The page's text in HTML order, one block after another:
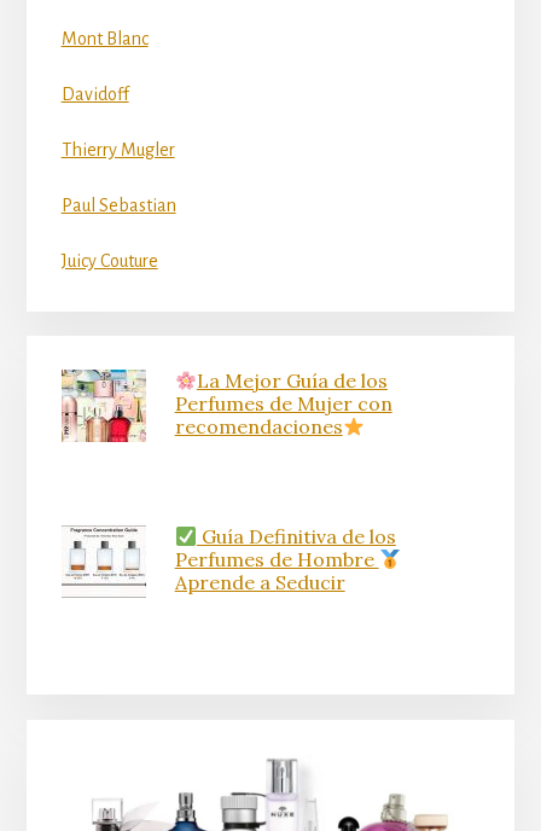
Mont Blanc
Davidoff
Thierry Mugler
Paul Sebastian
Juicy Couture
La Mejor Guía de los
Perfumes de Mujer con
recomendaciones
Guía Definitiva de los
Perfumes de Hombre
Aprende a Seducir